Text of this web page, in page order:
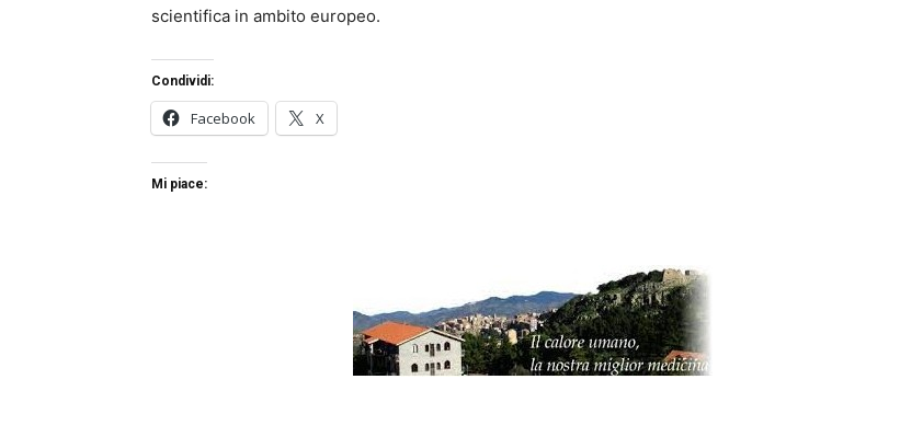
scientifica in ambito europeo.
Condividi:
Facebook X
Mi piace: